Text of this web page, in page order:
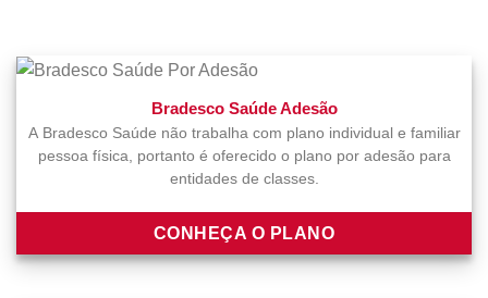
Bradesco Saúde Adesão
A Bradesco Saúde não trabalha com plano individual e familiar
pessoa física, portanto é oferecido o plano por adesão para
entidades de classes.
CONHEÇA O PLANO